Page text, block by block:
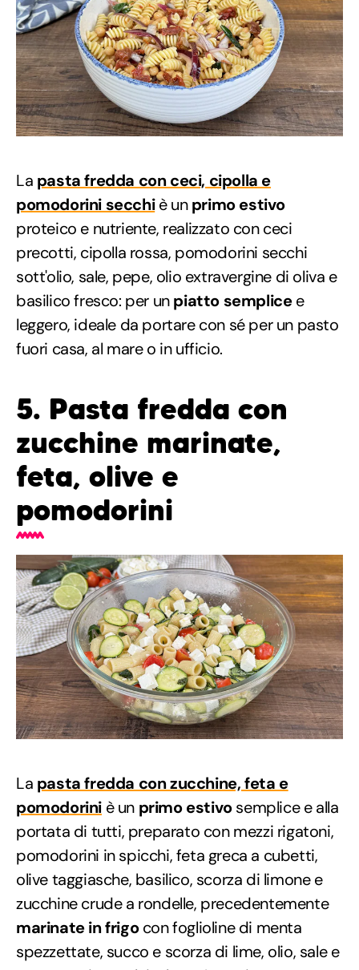
La pasta fredda con ceci, cipolla e
pomodorini secchi è unprimo estivo
proteico e nutriente, realizzato con ceci
precotti, cipolla rossa, pomodorini secchi
sott'olio, sale, pepe, olio extravergine di oliva e
basilico fresco: per unpiatto semplicee
leggero, ideale da portare con sé per un pasto
fuori casa, al mare o in ufficio.
5. Pasta fredda con
zucchine marinate,
feta, olive e
pomodorini
La pasta fredda con zucchine, feta e
pomodorini è un primo estivosemplice e alla
portata di tutti, preparato con mezzi rigatoni,
pomodorini in spicchi, feta greca a cubetti,
olive taggiasche, basilico, scorza di limone e
zucchine crude a rondelle, precedentemente
marinate in frigocon foglioline di menta
spezzettate, succo e scorza di lime, olio, sale e